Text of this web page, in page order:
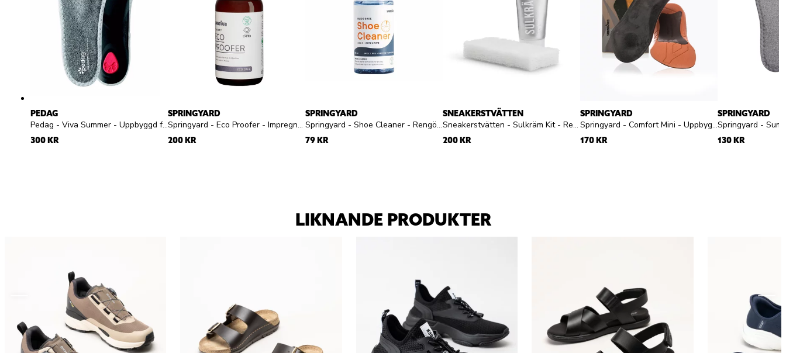
PEDAG
Pedag - Viva Summer - Uppbyggd frottésula
300 KR
SPRINGYARD
Springyard - Eco Proofer - Impregneringsspray
200 KR
SPRINGYARD
Springyard - Shoe Cleaner - Rengöringsgel
79 KR
SNEAKERSTVÄTTEN
Sneakerstvätten - Sulkräm Kit - Rengöringskit för sulkanter
200 KR
SPRINGYARD
Springyard - Comfort Mini - Uppbyggd sula
170 KR
SPRINGYARD
130 KR
LIKNANDE PRODUKTER